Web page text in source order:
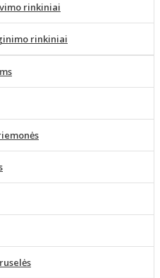
rinkiniai
rinkiniai